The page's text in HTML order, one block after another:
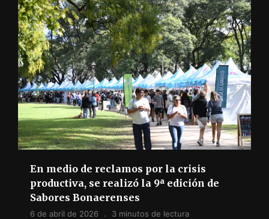
En medio de reclamos por la crisis
productiva, se realizó la 9ª edición de
Sabores Bonaerenses
6 de abril de 2026 3 minutos de lectura